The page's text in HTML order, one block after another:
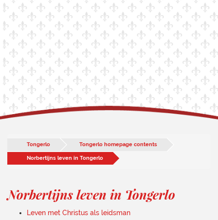
Tongerlo Tongerlo homepage contents
Norbertijns leven in Tongerlo
Norbertijns leven in Tongerlo
Leven met Christus als leidsman